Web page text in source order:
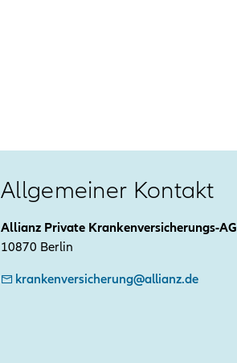
Allgemeiner Kontakt
Allianz Private Krankenversicherungs-AG
10870 Berlin
krankenversicherung@allianz.de